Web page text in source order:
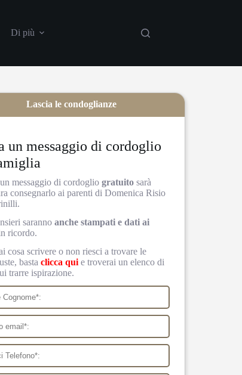
Di più
un messaggio di cordoglio
messaggio di cordogliogratuito sarà
consegnarlo ai parenti di Domenica Risio
sarannoanche stampati e dati ai
ricordo.
cosa scrivere o non riesci a trovare le
bastaclicca qui e troverai un elenco di
trarre ispirazione.
Lascia le condoglianze